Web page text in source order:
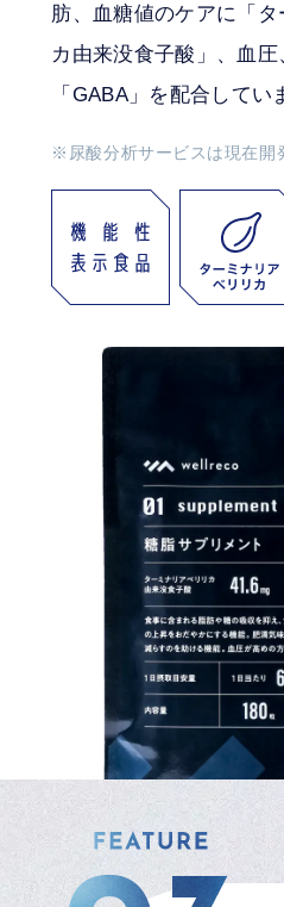
肪、血糖値のケアに「タ
カ由来没食子酸」、血
「GABA」を配合してい
※尿酸分析サービスは現在開